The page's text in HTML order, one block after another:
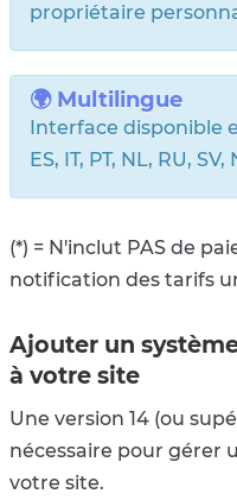
propriétaire
🌍 Multilingue
Interface disponible
ES, IT, PT, NL, RU, SV,
(*) = N'inclut PAS de
notification des tarifs
Ajouter un
à votre site
Une version 14 (ou
nécessaire pour gérer
votre site.